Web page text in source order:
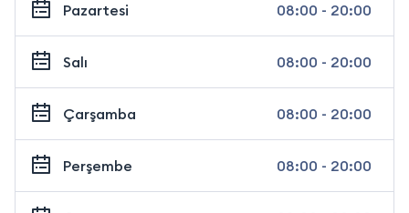
Pazartesi 08:00 - 20:00
Salı 08:00 - 20:00
Çarşamba 08:00 - 20:00
Perşembe 08:00 - 20:00